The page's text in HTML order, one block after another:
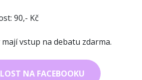
90,- Kč
vstup na debatu zdarma.
NA FACEBOOKU